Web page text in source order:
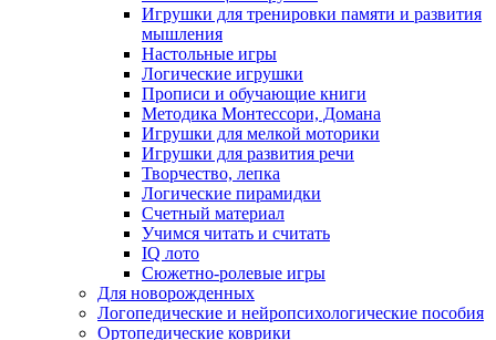
Игрушки для тренировки памяти и развития
мышления
Настольные игры
Логические игрушки
Прописи и обучающие книги
Методика Монтессори, Домана
Игрушки для мелкой моторики
Игрушки для развития речи
Творчество, лепка
Логические пирамидки
Счетный материал
Учимся читать и считать
IQ лото
Сюжетно-ролевые игры
Для новорожденных
Логопедические и нейропсихологические пособия
Ортопедические коврики